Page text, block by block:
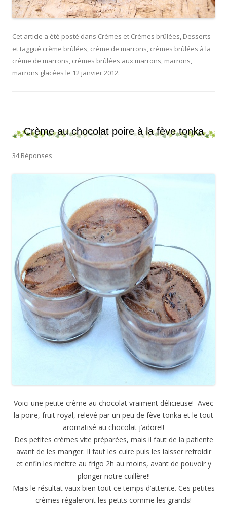
Cet article a été posté dans Crèmes et Crèmes brûlées, Desserts
et taggué crème brûlées, crème de marrons, crèmes brûlées à la
crème de marrons, crèmes brûlées aux marrons, marrons,
marrons glacées le 12 janvier 2012.
Crème au chocolat poire à la fève tonka
34 Réponses
Voici une petite crème au chocolat vraiment délicieuse! Avec
la poire, fruit royal, relevé par un peu de fève tonka et le tout
aromatisé au chocolat j’adore!!
Des petites crèmes vite préparées, mais il faut de la patiente
avant de les manger. Il faut les cuire puis les laisser refroidir
et enfin les mettre au frigo 2h au moins, avant de pouvoir y
plonger notre cuillère!!
Mais le résultat vaux bien tout ce temps d’attente. Ces petites
crèmes régaleront les petits comme les grands!